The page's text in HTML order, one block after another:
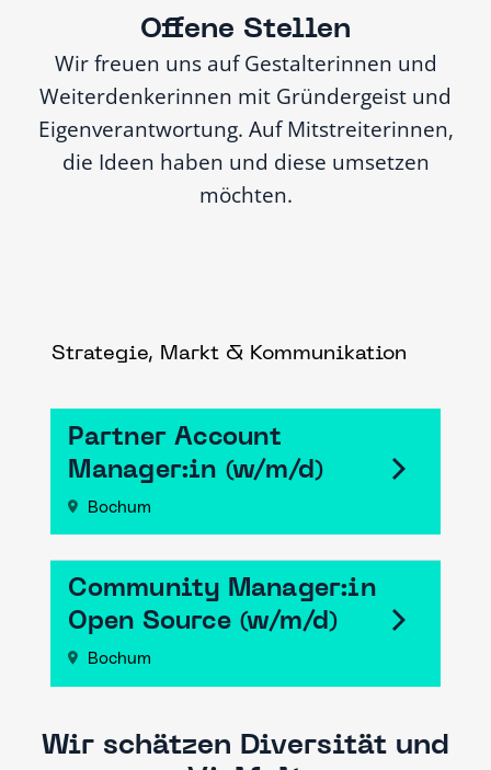
Offene Stellen
Wir freuen uns auf Gestalterinnen und
Weiterdenkerinnen mit Gründergeist und
Eigenverantwortung. Auf Mitstreiterinnen,
die Ideen haben und diese umsetzen
möchten.
Strategie, Markt & Kommunikation
Partner Account
Manager:in (w/m/d)
Bochum
Community Manager:in
Open Source (w/m/d)
Bochum
Wir schätzen Diversität und